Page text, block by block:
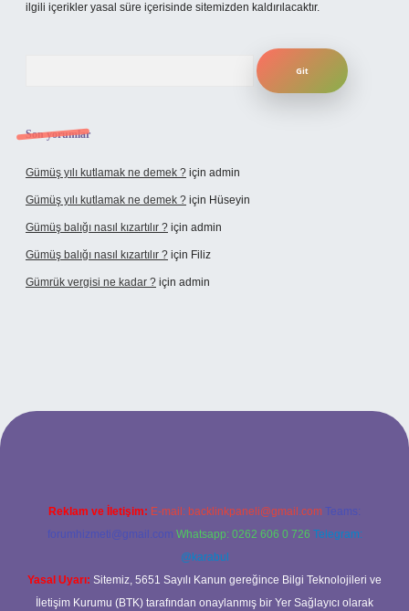
ilgili içerikler yasal süre içerisinde sitemizden kaldırılacaktır.
Son yorumlar
Gümüş yılı kutlamak ne demek ? için admin
Gümüş yılı kutlamak ne demek ? için Hüseyin
Gümüş balığı nasıl kızartılır ? için admin
Gümüş balığı nasıl kızartılır ? için Filiz
Gümrük vergisi ne kadar ? için admin
hiltonbet giriş adresi
Reklam ve İletişim: E-mail: backlinkpaneli@gmail.com Teams:
forumhizmeti@gmail.com Whatsapp: 0262 606 0 726 Telegram:
@karabul
Yasal Uyarı: Sitemiz, 5651 Sayılı Kanun gereğince Bilgi Teknolojileri ve
İletişim Kurumu (BTK) tarafından onaylanmış bir Yer Sağlayıcı olarak